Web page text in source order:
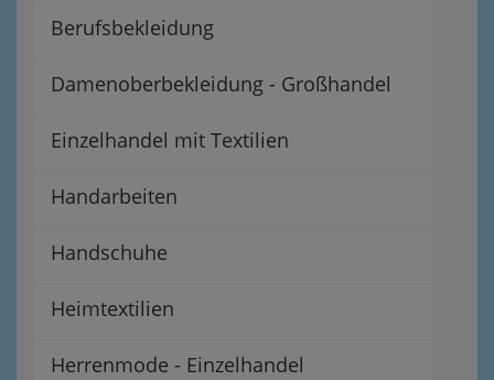
Berufsbekleidung
Damenoberbekleidung - Großhandel
Einzelhandel mit Textilien
Handarbeiten
Handschuhe
Heimtextilien
Herrenmode - Einzelhandel